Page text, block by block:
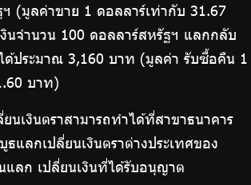
(มูลค่าขาย 1 ดอลลาร์เท่ากับ 31.67
นจำนวน 100 ดอลลาร์สหรัฐฯ แลกกลับ
ด้ประมาณ 3,160 บาท (มูลค่า รับซื้อคืน 1
บาท)
ยนเงินตราสามารถทำได้ที่สาขาธนาคาร
แลกเปลี่ยนเงินตราต่างประเทศของ
แลก เปลี่ยนเงินที่ได้รับอนุญาต